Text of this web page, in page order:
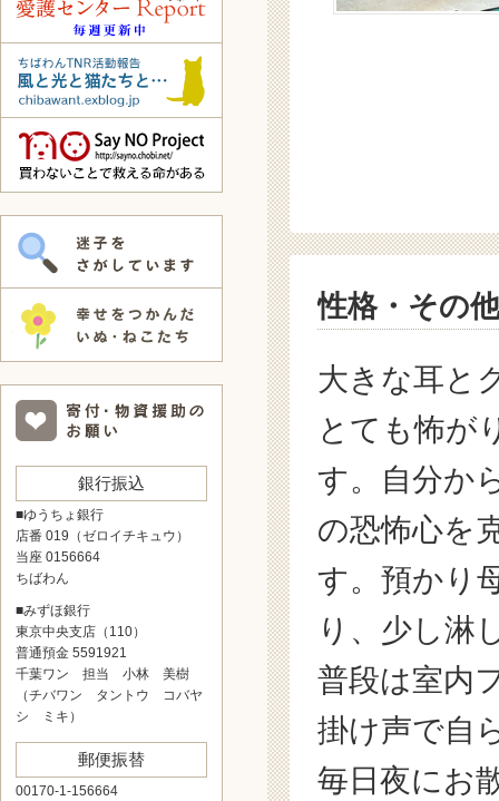
性格・その他
大きな耳と
とても怖が
す。自分か
の恐怖心を
す。預かり
り、少し淋
普段は室内
掛け声で自
毎日夜にお
銀行振込
■ゆうちょ銀行
店番 019（ゼロイチキュウ）
当座 0156664
ちばわん
■みずほ銀行
東京中央支店（110）
普通預金 5591921
千葉ワン 担当 小林 美樹
（チバワン タントウ コバヤ
シ ミキ）
郵便振替
00170-1-156664